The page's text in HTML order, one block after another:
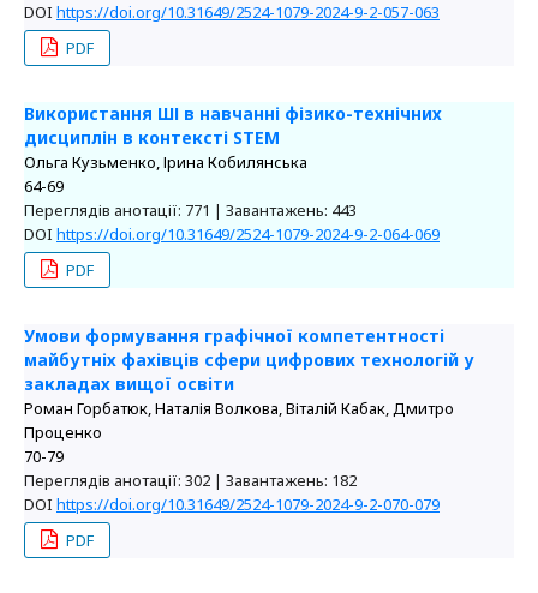
DOI https://doi.org/10.31649/2524-1079-2024-9-2-057-063
PDF
Використання ШІ в навчанні фізико-технічних
дисциплін в контексті STEM
Ольга Кузьменко, Ірина Кобилянська
64-69
Переглядів анотації: 771 | Завантажень: 443
DOI https://doi.org/10.31649/2524-1079-2024-9-2-064-069
PDF
Умови формування графічної компетентності
майбутніх фахівців сфери цифрових технологій у
закладах вищої освіти
Роман Горбатюк, Наталія Волкова, Віталій Кабак, Дмитро
Проценко
70-79
Переглядів анотації: 302 | Завантажень: 182
DOI https://doi.org/10.31649/2524-1079-2024-9-2-070-079
PDF